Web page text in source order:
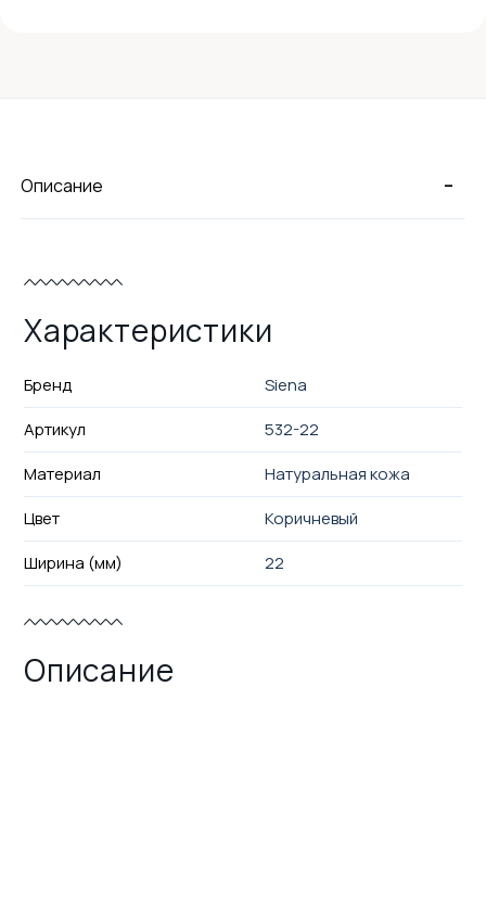
-
Описание
Характеристики
Бренд
Siena
Артикул
532-22
Материал
Натуральная кожа
Цвет
Коричневый
Ширина (мм)
22
Описание